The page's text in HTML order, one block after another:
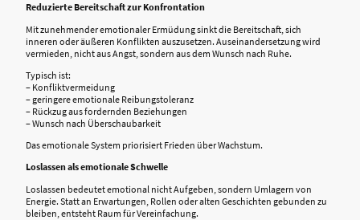
Reduzierte Bereitschaft zur Konfrontation
Mit zunehmender emotionaler Ermüdung sinkt die Bereitschaft, sich
inneren oder äußeren Konflikten auszusetzen. Auseinandersetzung wird
vermieden, nicht aus Angst, sondern aus dem Wunsch nach Ruhe.
Typisch ist:
– Konfliktvermeidung
– geringere emotionale Reibungstoleranz
– Rückzug aus fordernden Beziehungen
– Wunsch nach Überschaubarkeit
Das emotionale System priorisiert Frieden über Wachstum.
Loslassen als emotionale Schwelle
Loslassen bedeutet emotional nicht Aufgeben, sondern Umlagern von
Energie. Statt an Erwartungen, Rollen oder alten Geschichten gebunden zu
bleiben, entsteht Raum für Vereinfachung.